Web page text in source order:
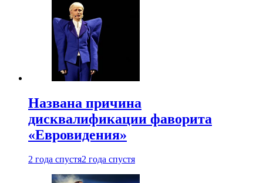
Названа причина
дисквалификации фаворита
«Евровидения»
2 года спустя2 года спустя